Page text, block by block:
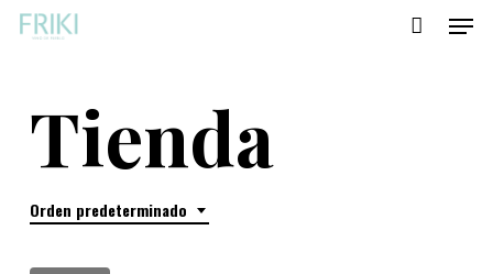
Skip
content
Menu
Tienda
Orden predeterminado